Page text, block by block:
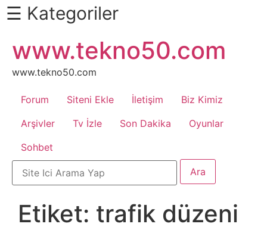
Daha
Fazlası
İçin
Kaydır
Android
Apk
Arabalar
Bankacılık
☰ Kategoriler
atla
www.tekno50.com
www.tekno50.com
Forum Siteni Ekle İletişim
Biz Kimiz
Arşivler
Tv İzle Son Dakika
Oyunlar
Sohbet
Etiket: trafik düzeni